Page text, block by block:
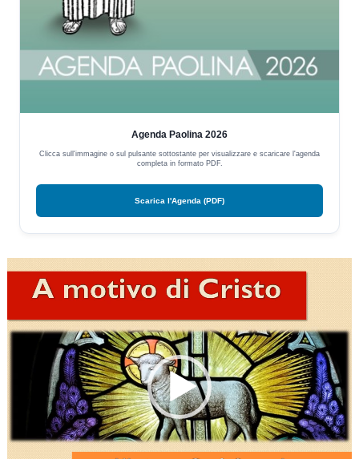
Agenda Paolina 2026
Clicca sull'immagine o sul pulsante sottostante per visualizzare e scaricare l'agenda
completa in formato PDF.
Scarica l'Agenda (PDF)
Player